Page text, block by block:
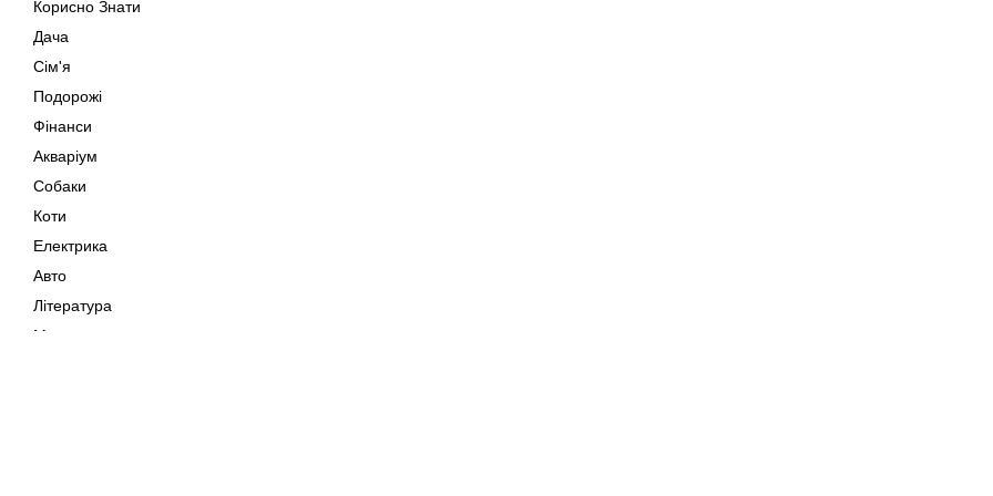
Корисно Знати
Дача
Сім'я
Подорожі
Фінанси
Акваріум
Собаки
Коти
Електрика
Авто
Література
Музика